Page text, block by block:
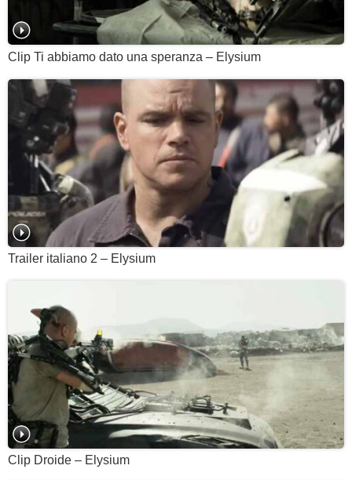
Clip Ti abbiamo dato una speranza – Elysium
Trailer italiano 2 – Elysium
Clip Droide – Elysium